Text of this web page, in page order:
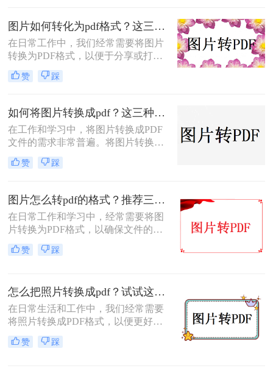
方法都有其特点和适用场景，您可以
根据自己的需求选择最合适的方式。
图片如何转化为pdf格式？这三个实用指南收好！
在日常工作中，我们经常需要将图片
转换为PDF格式，以便于分享或打
印。那么图片如何转化为pdf格式呢？
本文将介绍三种将图片转化为PDF格
和适用场景，您可以根据自己的需求
选择最合适的方式。
赞 踩
如何将图片转换成pdf？这三种方法帮助你解决问题！
在工作和学习中，将图片转换成PDF
文件的需求非常普遍。将图片转换成
PDF不仅可以方便地整合多张图片，
还可以确保文件格式的一致性和兼容
文将介绍三种常见的图片转PDF方
法。
赞 踩
图片怎么转pdf的格式？推荐三种实用的方法！
在日常工作和学习中，经常需要将图
片转换为PDF格式，以确保文件的格
式和排版保持不变，同时方便分享和
传递。那么图片怎么转PDF的格式
赞 踩
怎么把照片转换成pdf？试试这三个转换方法！
在日常生活和工作中，我们经常需要
将照片转换成PDF格式，以便更好地
进行分享、存储或打印。那么怎么把
照片转换成pdf呢？本文将介绍三种将
赞 踩